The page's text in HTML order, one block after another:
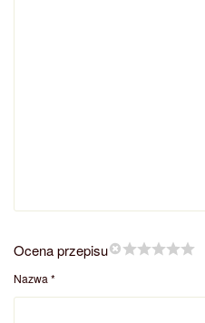
Ocena przepisu
Nazwa *